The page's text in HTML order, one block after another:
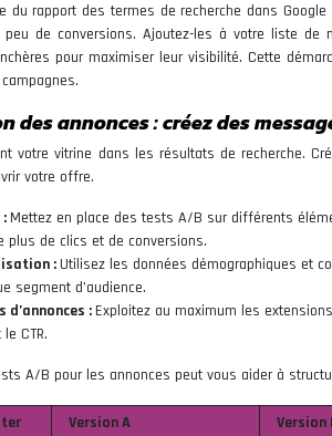
du rapport des termes de recherche dans
de conversions. Ajoutez-les à votre liste
pour maximiser leur visibilité. Cette
des annonces : créez des
votre vitrine dans les résultats de recherche.
votre offre.
Mettez en place des tests A/B sur différents
plus de clics et de conversions.
: Utilisez les données démographiques et
segment d’audience.
d’annonces : Exploitez au maximum les
CTR.
A/B pour les annonces peut vous aider à
Version A Version